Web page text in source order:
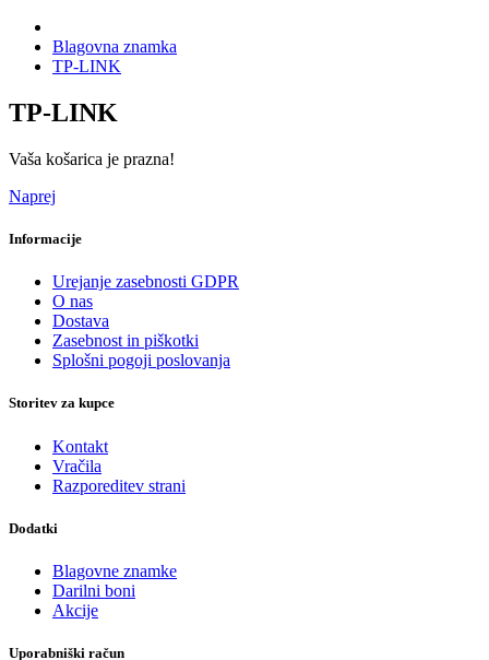
Blagovna znamka
TP-LINK
TP-LINK
Vaša košarica je prazna!
Naprej
Informacije
Urejanje zasebnosti GDPR
O nas
Dostava
Zasebnost in piškotki
Splošni pogoji poslovanja
Storitev za kupce
Kontakt
Vračila
Razporeditev strani
Dodatki
Blagovne znamke
Darilni boni
Akcije
Uporabniški račun